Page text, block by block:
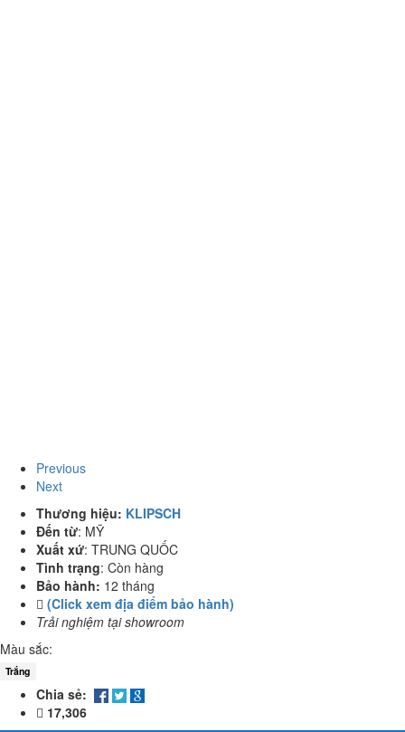
Previous
Next
Thương hiệu: KLIPSCH
Đến từ: MỸ
Xuất xứ: TRUNG QUỐC
Tình trạng: Còn hàng
Bảo hành: 12 tháng
(Click xem địa điểm bảo hành)
Trải nghiệm tại showroom
Màu sắc:
Trắng
Chia sẻ:
17,306